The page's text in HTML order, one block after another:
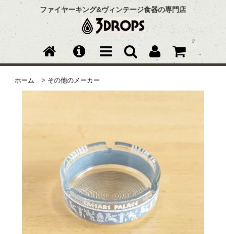
ファイヤーキング&ヴィンテージ食器の専門店
ホーム > その他のメーカー